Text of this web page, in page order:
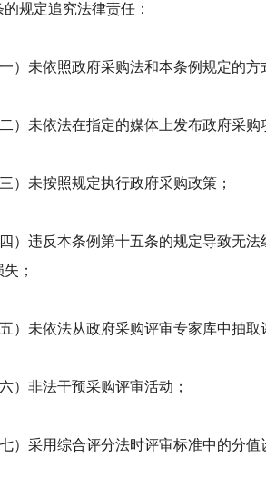
规定追究法律责任：
一）未依照政府采购法和本条例规定的方
二）未依法在指定的媒体上发布政府采购
三）未按照规定执行政府采购政策；
四）违反本条例第十五条的规定导致无
；
五）未依法从政府采购评审专家库中抽取
六）非法干预采购评审活动；
七）采用综合评分法时评审标准中的分